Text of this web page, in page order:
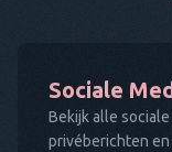
Sociale
Bekijk alle
privéberichten en